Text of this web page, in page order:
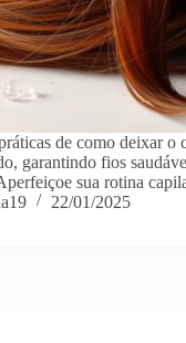
de como deixar o
garantindo fios
sua rotina
22/01/2025